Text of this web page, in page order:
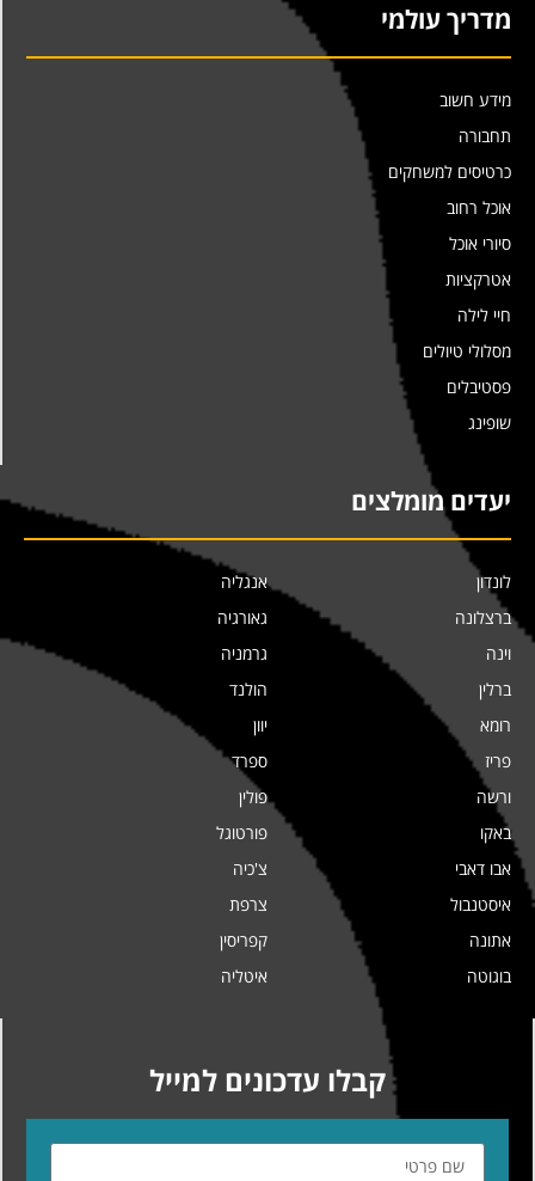
מדריך עולמי
מידע חשוב
תחבורה
כרטיסים למשחקים
אוכל רחוב
סיורי אוכל
אטרקציות
חיי לילה
מסלולי טיולים
פסטיבלים
שופינג
יעדים מומלצים
לונדון
ברצלונה
וינה
ברלין
רומא
פריז
ורשה
באקו
אבו דאבי
איסטנבול
אתונה
בוגוטה
אנגליה
גאורגיה
גרמניה
הולנד
יוון
ספרד
פולין
פורטוגל
צ'כיה
צרפת
קפריסין
איטליה
קבלו עדכונים למייל